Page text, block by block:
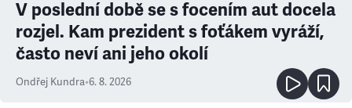
V poslední době se s focením aut docela
rozjel. Kam prezident s foťákem vyráží,
často neví ani jeho okolí
Ondřej Kundra•6. 8. 2026